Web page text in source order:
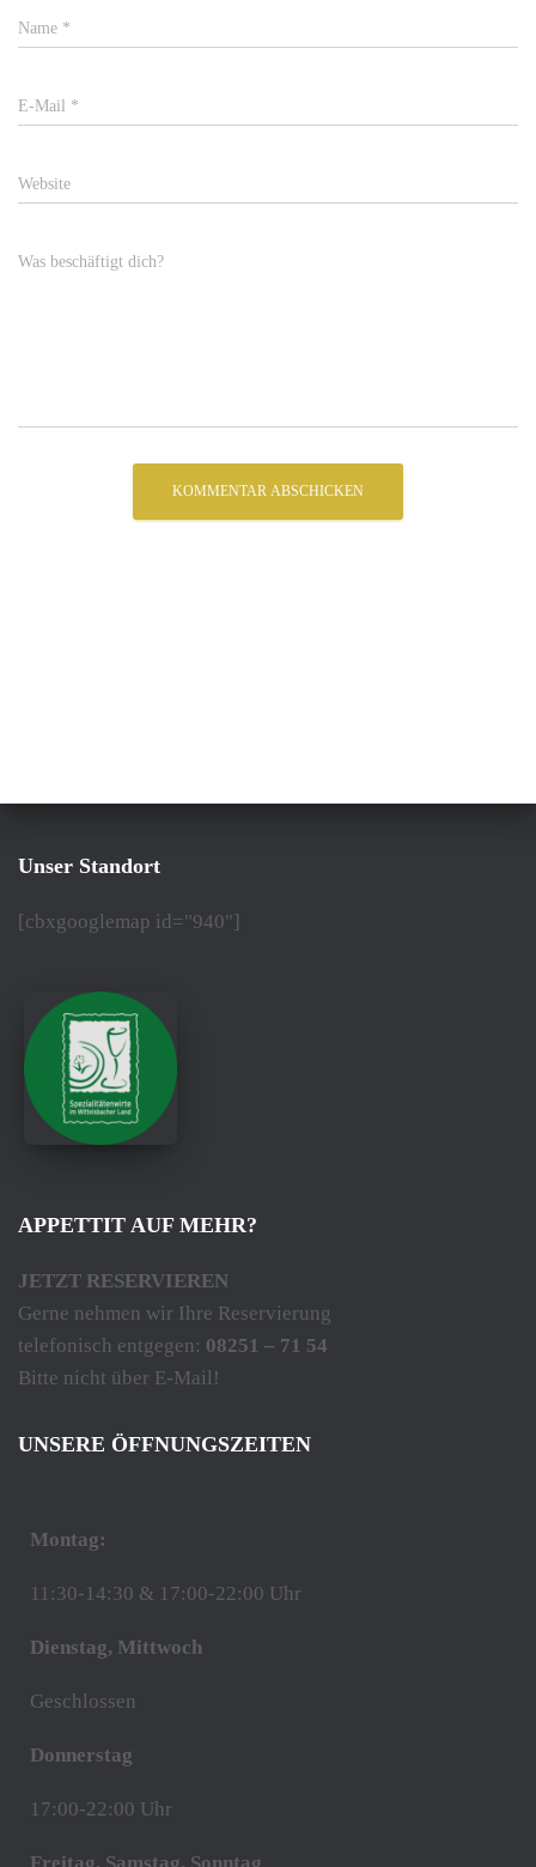
Name *
E-Mail *
Website
Was beschäftigt dich?
Unser Standort
[cbxgooglemap id="940"]
APPETTIT AUF MEHR?
JETZT RESERVIEREN
Gerne nehmen wir Ihre Reservierung
telefonisch entgegen: 08251 – 71 54
Bitte nicht über E-Mail!
UNSERE ÖFFNUNGSZEITEN
Montag:
11:30-14:30 & 17:00-22:00 Uhr
Dienstag, Mittwoch
Geschlossen
Donnerstag
17:00-22:00 Uhr